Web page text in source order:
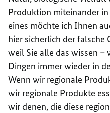
Produktion miteinander
eines möchte ich Ihnen
hier sicherlich der falsche
weil Sie alle das wissen –
Dingen immer wieder in
Wenn wir regionale
wir regionale Produkte
wir denen, die diese